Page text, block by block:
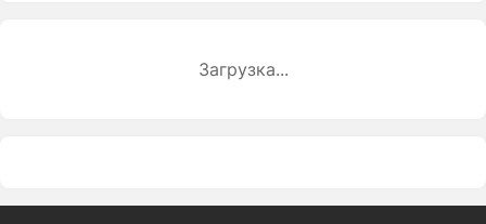
Загрузка...